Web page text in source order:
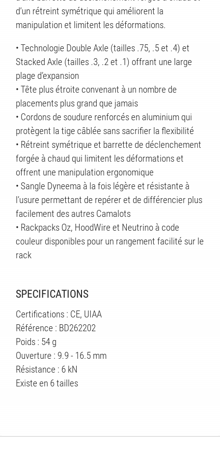
d’un rétreint symétrique qui améliorent la
manipulation et limitent les déformations.
• Technologie Double Axle (tailles .75, .5 et .4) et
Stacked Axle (tailles .3, .2 et .1) offrant une large
plage d’expansion
• Tête plus étroite convenant à un nombre de
placements plus grand que jamais
• Cordons de soudure renforcés en aluminium qui
protègent la tige câblée sans sacrifier la flexibilité
• Rétreint symétrique et barrette de déclenchement
forgée à chaud qui limitent les déformations et
offrent une manipulation ergonomique
• Sangle Dyneema à la fois légère et résistante à
l’usure permettant de repérer et de différencier plus
facilement des autres Camalots
• Rackpacks Oz, HoodWire et Neutrino à code
couleur disponibles pour un rangement facilité sur le
rack
SPECIFICATIONS
Certifications : CE, UIAA
Référence : BD262202
Poids : 54 g
Ouverture : 9.9 - 16.5 mm
Résistance : 6 kN
Existe en 6 tailles